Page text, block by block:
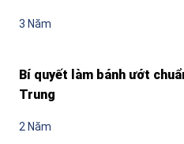
3 Năm
Bí quyết làm bánh ướt
Trung
2 Năm